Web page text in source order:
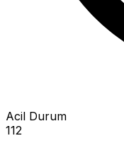
Acil Durum
112